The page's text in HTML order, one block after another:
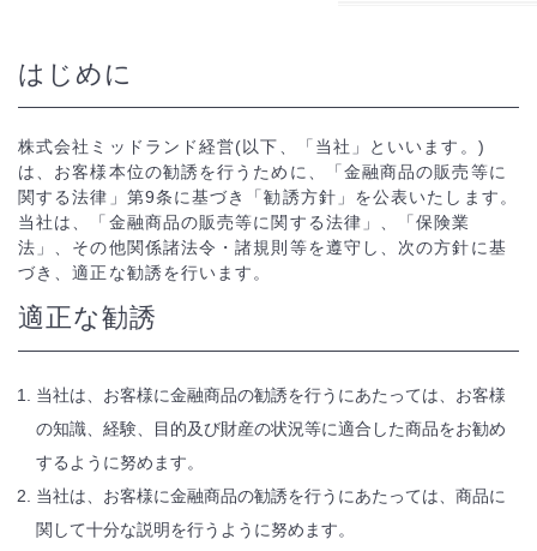
はじめに
株式会社ミッドランド経営(以下、「当社」といいます。)
は、お客様本位の勧誘を行うために、「金融商品の販売等に
関する法律」第9条に基づき「勧誘方針」を公表いたします。
当社は、「金融商品の販売等に関する法律」、「保険業
法」、その他関係諸法令・諸規則等を遵守し、次の方針に基
づき、適正な勧誘を行います。
適正な勧誘
当社は、お客様に金融商品の勧誘を行うにあたっては、お客様
の知識、経験、目的及び財産の状況等に適合した商品をお勧め
するように努めます。
当社は、お客様に金融商品の勧誘を行うにあたっては、商品に
関して十分な説明を行うように努めます。